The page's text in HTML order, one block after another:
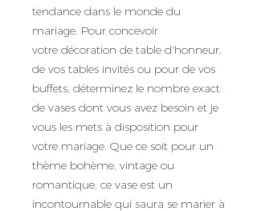
tendance dans le monde du
mariage. Pour concevoir
votre décoration de table d'honneur,
de vos tables invités ou pour de vos
buffets, déterminez le nombre exact
de vases dont vous avez besoin et je
vous les mets à disposition pour
votre mariage. Que ce soit pour un
thème bohème, vintage ou
romantique, ce vase est un
incontournable qui saura se marier à